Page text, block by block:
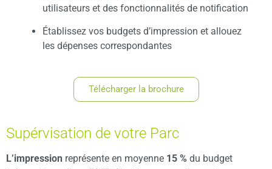
utilisateurs et des fonctionnalités de notification
Établissez vos budgets d’impression et allouez
les dépenses correspondantes
Télécharger la brochure
Supérvisation de votre Parc
L’impression représente en moyenne 15 % du budget